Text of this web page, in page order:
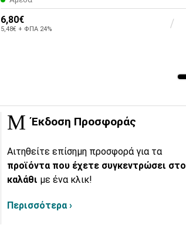
6,80€
5,48€ + ΦΠΑ 24%
Έκδοση Προσφοράς
Αιτηθείτε επίσημη προσφορά για τα
προϊόντα που έχετε συγκεντρώσει στο
καλάθι με ένα κλικ!
Περισσότερα ›